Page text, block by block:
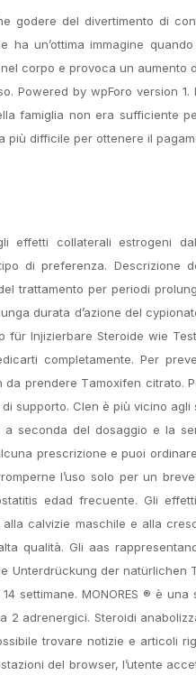
godere del divertimento di
ha un’ottima immagine
corpo e provoca un aumento
Powered by wpForo version 1.
famiglia non era sufficiente
più difficile per ottenere il
collaterali estrogeni
di preferenza. Descrizione
trattamento per periodi
durata d’azione del
für Injizierbare Steroide wie
completamente. Per
prendere Тamoxifen citrato.
supporto. Clen è più vicino agli
seconda del dosaggio e la
prescrizione e puoi
l’uso solo per un
edad frecuente. Gli
calvizie maschile e alla
qualità. Gli aas
Unterdrückung der natürlichen
settimane. MONORES ® è una
2 adrenergici. Steroidi
trovare notizie e articoli
del browser, l’utente